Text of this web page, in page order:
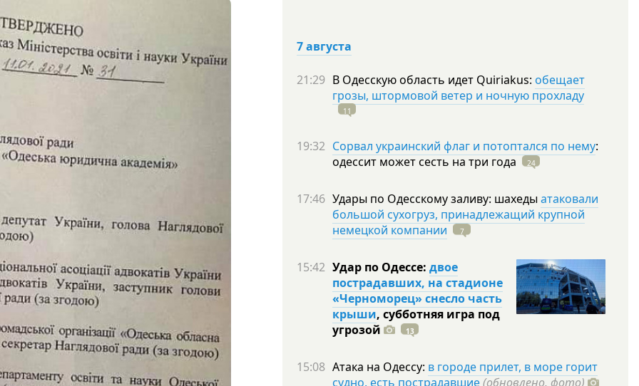
7 августа
21:29 В Одесскую область идет Quiriakus: обещает
грозы, штормовой ветер и ночную прохладу
11
19:32 Сорвал украинский флаг и потоптался по нему:
одессит может сесть на три года 24
17:46 Удары по Одесскому заливу: шахеды атаковали
большой сухогруз, принадлежащий крупной
немецкой компании
7
15:42 Удар по Одессе: двое
пострадавших, на стадионе
«Черноморец» снесло часть
крыши, субботняя игра под
угрозой
13
15:08 Атака на Одессу: в городе прилет, в море горит
судно, есть пострадавшие(обновлено, фото)